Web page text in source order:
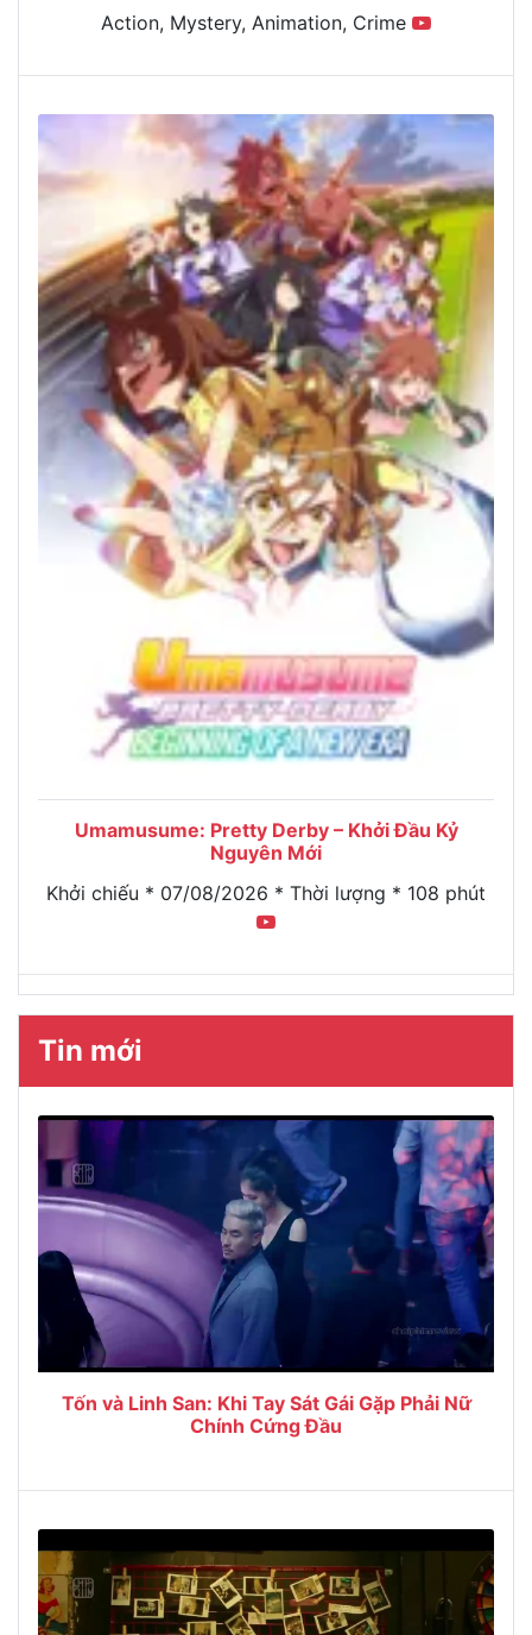
Action, Mystery, Animation, Crime
Umamusume: Pretty Derby – Khởi Đầu Kỷ
Nguyên Mới
Khởi chiếu * 07/08/2026 * Thời lượng * 108 phút
Tin mới
Tốn và Linh San: Khi Tay Sát Gái Gặp Phải Nữ
Chính Cứng Đầu